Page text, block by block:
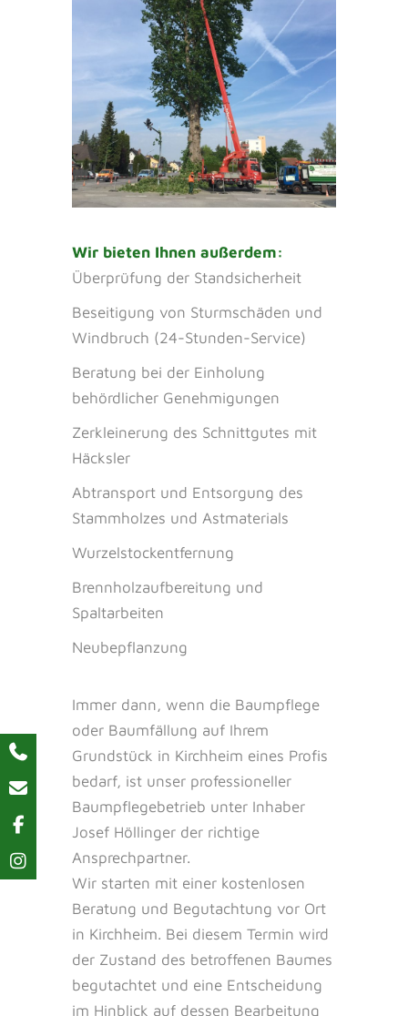
Wir bieten Ihnen außerdem:
Überprüfung der Standsicherheit
Beseitigung von Sturmschäden und
Windbruch (24-Stunden-Service)
Beratung bei der Einholung
behördlicher Genehmigungen
Zerkleinerung des Schnittgutes mit
Häcksler
Abtransport und Entsorgung des
Stammholzes und Astmaterials
Wurzelstockentfernung
Brennholzaufbereitung und
Spaltarbeiten
Neubepflanzung
Immer dann, wenn die Baumpflege
oder Baumfällung auf Ihrem
Grundstück in Kirchheim eines Profis
bedarf, ist unser professioneller
Baumpflegebetrieb unter Inhaber
Josef Höllinger der richtige
Ansprechpartner.
Wir starten mit einer kostenlosen
Beratung und Begutachtung vor Ort
in Kirchheim. Bei diesem Termin wird
der Zustand des betroffenen Baumes
begutachtet und eine Entscheidung
im Hinblick auf dessen Bearbeitung